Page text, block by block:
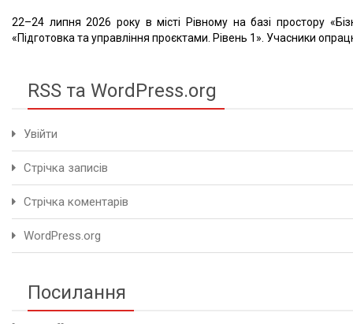
22–24 липня 2026 року в місті Рівному на базі простору
«Підготовка та управління проєктами. Рівень 1». Учасники
RSS та WordPress.org
Увійти
Стрічка записів
Стрічка коментарів
WordPress.org
Посилання